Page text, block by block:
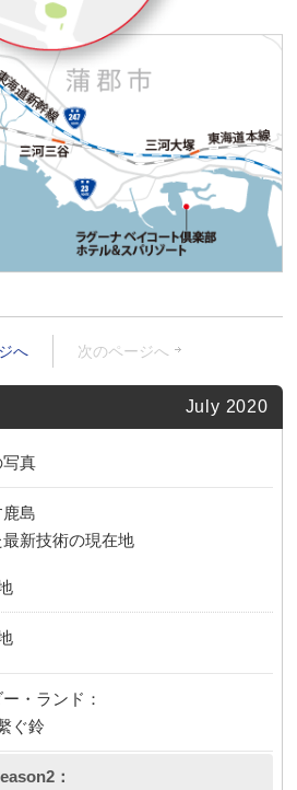
へ 次のページへ
July 2020
写真
島
新技術の現在地
・ランド：
ぐ鈴
：